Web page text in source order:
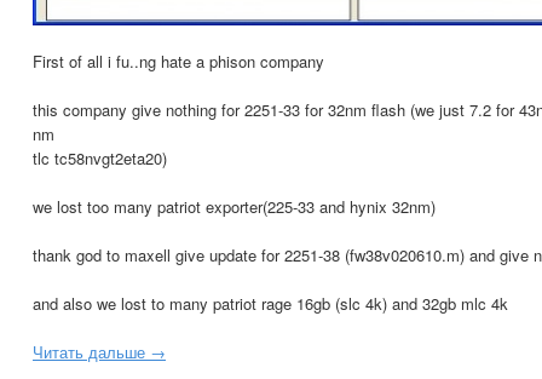
First of all i fu..ng hate a phison company
this company give nothing for 2251-33 for 32nm flash (we just 7.2 for
nm
tlc tc58nvgt2eta20)
we lost too many patriot exporter(225-33 and hynix 32nm)
thank god to maxell give update for 2251-38 (fw38v020610.m) and give
and also we lost to many patriot rage 16gb (slc 4k) and 32gb mlc 4k
Читать дальше →